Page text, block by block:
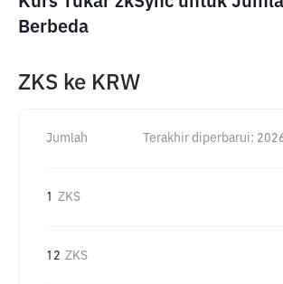
Berbeda
ZKS ke KRW
Jumlah Terakhir diperbarui:
1 ZKS
12 ZKS